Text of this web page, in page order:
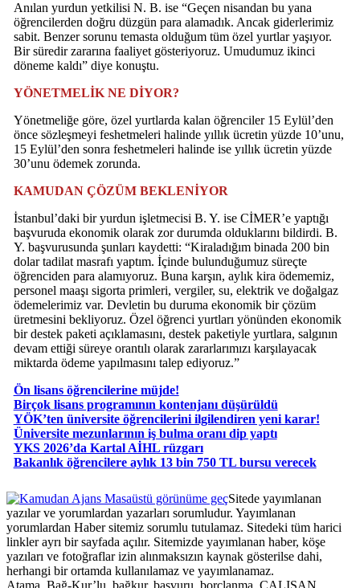
Anılan yurdun yetkilisi N. B. ise “Geçen nisandan bu yana
öğrencilerden doğru düzgün para alamadık. Ancak giderlerimiz
sabit. Benzer sorunu temasta olduğum tüm özel yurtlar yaşıyor.
Bir süredir zararına faaliyet gösteriyoruz. Umudumuz ikinci
döneme kaldı” diye konuştu.
YÖNETMELİK NE DİYOR?
Yönetmeliğe göre, özel yurtlarda kalan öğrenciler 15 Eylül’den
önce sözleşmeyi feshetmeleri halinde yıllık ücretin yüzde 10’unu,
15 Eylül’den sonra feshetmeleri halinde ise yıllık ücretin yüzde
30’unu ödemek zorunda.
KAMUDAN ÇÖZÜM BEKLENİYOR
İstanbul’daki bir yurdun işletmecisi B. Y. ise CİMER’e yaptığı
başvuruda ekonomik olarak zor durumda olduklarını bildirdi. B.
Y. başvurusunda şunları kaydetti: “Kiraladığım binada 200 bin
dolar tadilat masrafı yaptım. İçinde bulunduğumuz süreçte
öğrenciden para alamıyoruz. Buna karşın, aylık kira ödememiz,
personel maaşı sigorta primleri, vergiler, su, elektrik ve doğalgaz
ödemelerimiz var. Devletin bu duruma ekonomik bir çözüm
üretmesini bekliyoruz. Özel öğrenci yurtları yönünden ekonomik
bir destek paketi açıklamasını, destek paketiyle yurtlara, salgının
devam ettiği süreye orantılı olarak zararlarımızı karşılayacak
miktarda ödeme yapılmasını talep ediyoruz.”
Ön lisans öğrencilerine müjde!
Birçok lisans programının kontenjanı düşürüldü
YÖK’ten üniversite öğrencilerini ilgilendiren yeni karar!
Üniversite mezunlarının iş bulma oranı dip yaptı
YKS 2026’da Kartal AİHL rüzgarı
Bakanlık öğrencilere aylık 13 bin 750 TL bursu verecek
Masaüstü görünüme geçSitede yayımlanan
yazılar ve yorumlardan yazarları sorumludur. Yayımlanan
yorumlardan Haber sitemiz sorumlu tutulamaz. Sitedeki tüm harici
linkler ayrı bir sayfada açılır. Sitemizde yayımlanan haber, köşe
yazıları ve fotoğraflar izin alınmaksızın kaynak gösterilse dahi,
herhangi bir ortamda kullanılamaz ve yayımlanamaz.
Atama, Bağ-Kur’lu, bağkur, başvuru, borçlanma, ÇALIŞAN,